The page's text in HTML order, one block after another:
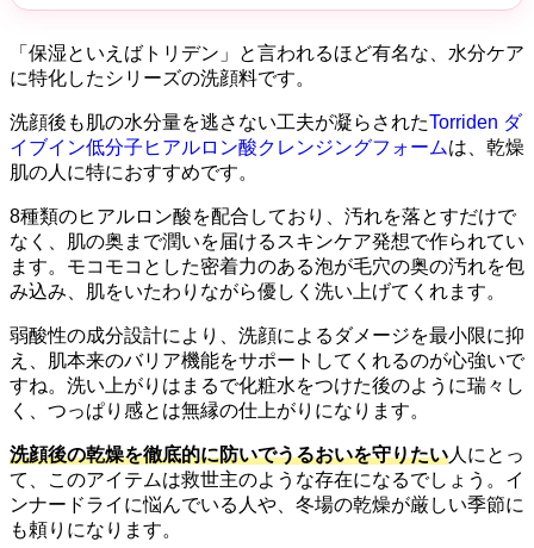
「保湿といえばトリデン」と言われるほど有名な、水分ケア
に特化したシリーズの洗顔料です。
洗顔後も肌の水分量を逃さない工夫が凝らされたTorriden ダ
イブイン低分子ヒアルロン酸クレンジングフォームは、乾燥
肌の人に特におすすめです。
8種類のヒアルロン酸を配合しており、汚れを落とすだけで
なく、肌の奥まで潤いを届けるスキンケア発想で作られてい
ます。モコモコとした密着力のある泡が毛穴の奥の汚れを包
み込み、肌をいたわりながら優しく洗い上げてくれます。
弱酸性の成分設計により、洗顔によるダメージを最小限に抑
え、肌本来のバリア機能をサポートしてくれるのが心強いで
すね。洗い上がりはまるで化粧水をつけた後のように瑞々し
く、つっぱり感とは無縁の仕上がりになります。
洗顔後の乾燥を徹底的に防いでうるおいを守りたい人にとっ
て、このアイテムは救世主のような存在になるでしょう。イ
ンナードライに悩んでいる人や、冬場の乾燥が厳しい季節に
も頼りになります。